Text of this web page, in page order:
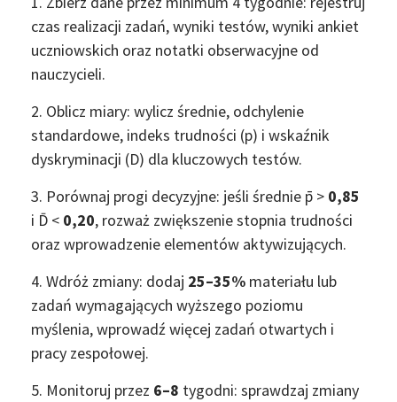
czas realizacji zadań, wyniki testów, wyniki ankiet
uczniowskich oraz notatki obserwacyjne od
nauczycieli.
2. Oblicz miary: wylicz średnie, odchylenie
standardowe, indeks trudności (p) i wskaźnik
dyskryminacji (D) dla kluczowych testów.
3. Porównaj progi decyzyjne: jeśli średnie p̄ > 0,85
i D̄ < 0,20, rozważ zwiększenie stopnia trudności
oraz wprowadzenie elementów aktywizujących.
4. Wdróż zmiany: dodaj 25–35% materiału lub
zadań wymagających wyższego poziomu
myślenia, wprowadź więcej zadań otwartych i
pracy zespołowej.
5. Monitoruj przez 6–8 tygodni: sprawdzaj zmiany